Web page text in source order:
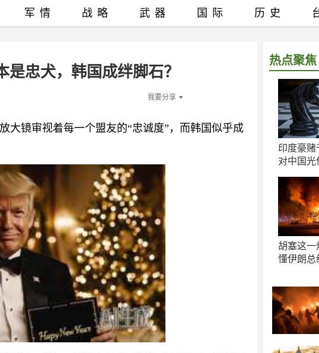
忠犬，韩国成绊脚石？
我要分享
大镜审视着每一个盟友的“忠诚度”，而韩国似乎成
热点聚焦
印度豪赌
对中国光
胡塞这一
懂伊朗总
军情 战略 武器 国际 历史